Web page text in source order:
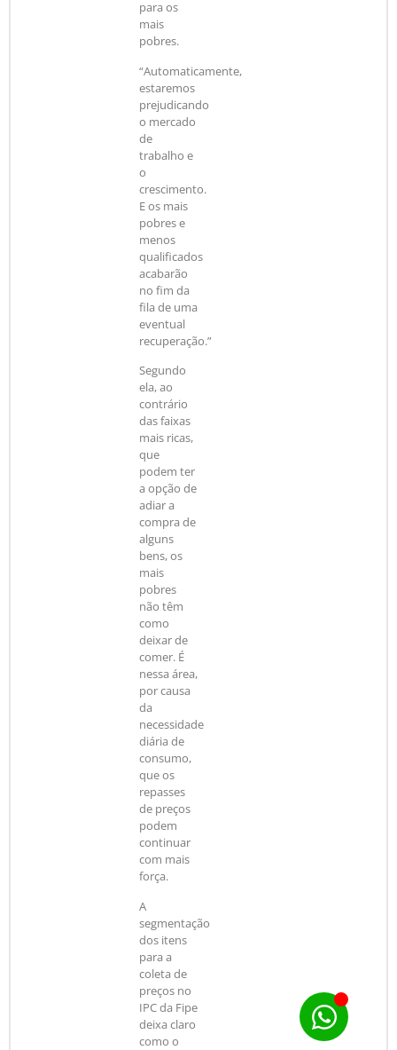
para os
mais
pobres.
“Automaticamente,
estaremos
prejudicando
o mercado
de
trabalho e
o
crescimento.
E os mais
pobres e
menos
qualificados
acabarão
no fim da
fila de uma
eventual
recuperação.”
Segundo
ela, ao
contrário
das faixas
mais ricas,
que
podem ter
a opção de
adiar a
compra de
alguns
bens, os
mais
pobres
não têm
como
deixar de
comer. É
nessa área,
por causa
da
necessidade
diária de
consumo,
que os
repasses
de preços
podem
continuar
com mais
força.
A
segmentação
dos itens
para a
coleta de
preços no
IPC da Fipe
deixa claro
como o